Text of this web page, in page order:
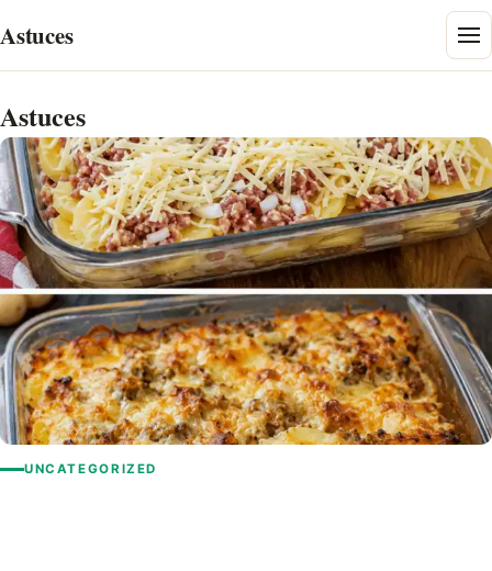
to
Astuces
Astuces
UNCATEGORIZED